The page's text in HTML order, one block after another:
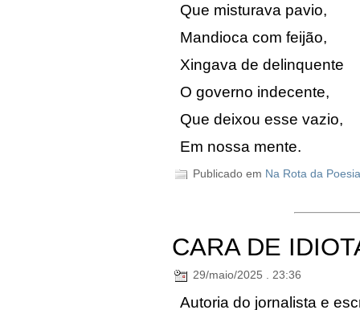
Que misturava pavio,
Mandioca com feijão,
Xingava de delinquente
O governo indecente,
Que deixou esse vazio,
Em nossa mente.
Publicado em Na Rota da Poesia
CARA DE
29/maio/2025 . 23:36
Autoria do jornalista e